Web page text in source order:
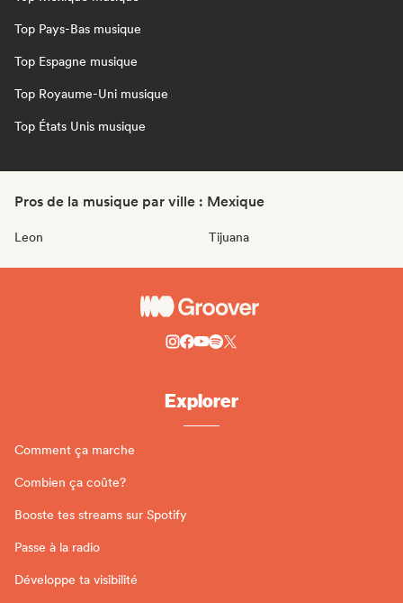
Top Pays-Bas musique
Top Espagne musique
Top Royaume-Uni musique
Top États Unis musique
Pros de la musique par ville : Mexique
Leon Tijuana
Explorer
Comment ça marche
Combien ça coûte?
Booste tes streams sur Spotify
Passe à la radio
Développe ta visibilité